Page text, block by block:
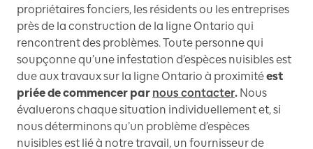
propriétaires fonciers, les résidents ou les entreprises
près de la construction de la ligne Ontario qui
rencontrent des problèmes. Toute personne qui
soupçonne qu’une infestation d’espèces nuisibles est
due aux travaux sur la ligne Ontario à proximitéest
priée de commencer par nous contacter. Nous
évaluerons chaque situation individuellement et, si
nous déterminons qu’un problème d’espèces
nuisibles est lié à notre travail, un fournisseur de